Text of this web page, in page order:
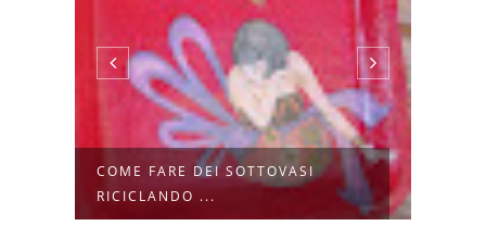
COME FARE DEI SOTTOVASI
RICICLANDO ...